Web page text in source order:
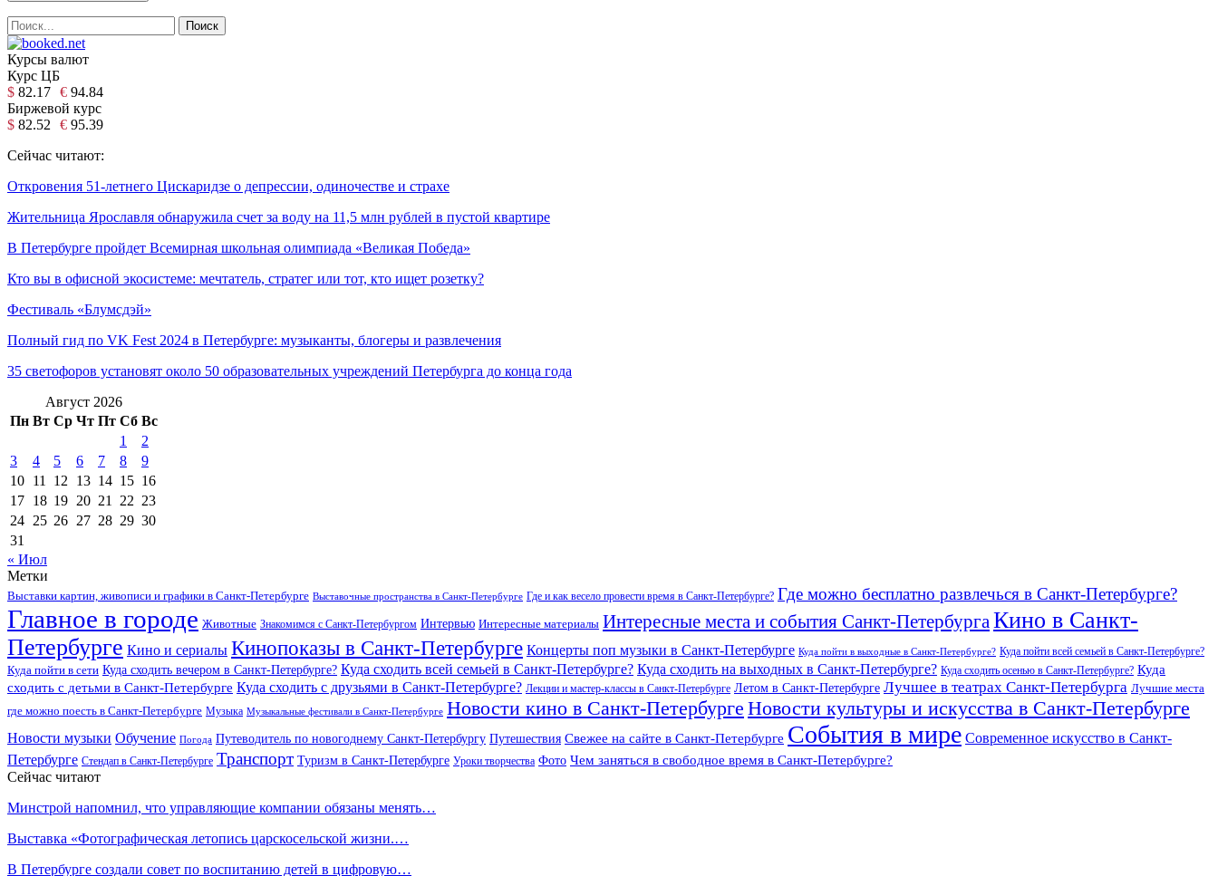
Курсы валют
Курс ЦБ
$ 82.17 € 94.84
Биржевой курс
$ 82.52 € 95.39
Сейчас читают:
Откровения 51-летнего Цискаридзе о депрессии, одиночестве и страхе
Жительница Ярославля обнаружила счет за воду на 11,5 млн рублей в пустой квартире
В Петербурге пройдет Всемирная школьная олимпиада «Великая Победа»
Кто вы в офисной экосистеме: мечтатель, стратег или тот, кто ищет розетку?
Фестиваль «Блумсдэй»
Полный гид по VK Fest 2024 в Петербурге: музыканты, блогеры и развлечения
35 светофоров установят около 50 образовательных учреждений Петербурга до конца года
Август 2026
Пн Вт Ср Чт Пт Сб Вс
1
2
3
4 5 6 7 8
9
10 11 12 13 14 15 16
17 18 19 20 21 22 23
24 25 26 27 28 29 30
31
« Июл
Метки
Выставки картин, живописи и графики в Санкт-Петербурге Выставочные пространства в Санкт-Петербурге Где и как весело провести время в Санкт-Петербурге? Где можно бесплатно развлечься в Санкт-Петербурге?
Главное в городе Животные Знакомимся с Санкт-Петербургом Интервью Интересные материалы Интересные места и события Санкт-Петербурга Кино в Санкт-
Петербурге Кино и сериалы Кинопоказы в Санкт-Петербурге Концерты поп музыки в Санкт-Петербурге Куда пойти в выходные в Санкт-Петербурге? Куда пойти всей семьей в Санкт-Петербурге?
Куда пойти в сети Куда сходить вечером в Санкт-Петербурге? Куда сходить всей семьей в Санкт-Петербурге? Куда сходить на выходных в Санкт-Петербурге? Куда сходить осенью в Санкт-Петербурге? Куда
сходить с детьми в Санкт-Петербурге Куда сходить с друзьями в Санкт-Петербурге? Лекции и мастер-классы в Санкт-Петербурге Летом в Санкт-Петербурге Лучшее в театрах Санкт-Петербурга Лучшие места
где можно поесть в Санкт-Петербурге Музыка Музыкальные фестивали в Санкт-Петербурге Новости кино в Санкт-Петербурге Новости культуры и искусства в Санкт-Петербурге
Новости музыки Обучение Погода Путеводитель по новогоднему Санкт-Петербургу Путешествия Свежее на сайте в Санкт-Петербурге События в мире Современное искусство в Санкт-
Петербурге Стендап в Санкт-Петербурге Транспорт Туризм в Санкт-Петербурге Уроки творчества Фото Чем заняться в свободное время в Санкт-Петербурге?
Сейчас читают
Минстрой напомнил, что управляющие компании обязаны менять…
Выставка «Фотографическая летопись царскосельской жизни.…
В Петербурге создали совет по воспитанию детей в цифровую…